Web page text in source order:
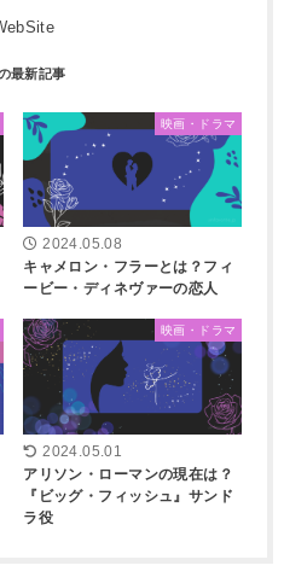
映画・ドラマ
2024.05.08
キャメロン・フラーとは？フィ
ービー・ディネヴァーの恋人
映画・ドラマ
2024.05.01
アリソン・ローマンの現在は？
『ビッグ・フィッシュ』サンド
ラ役